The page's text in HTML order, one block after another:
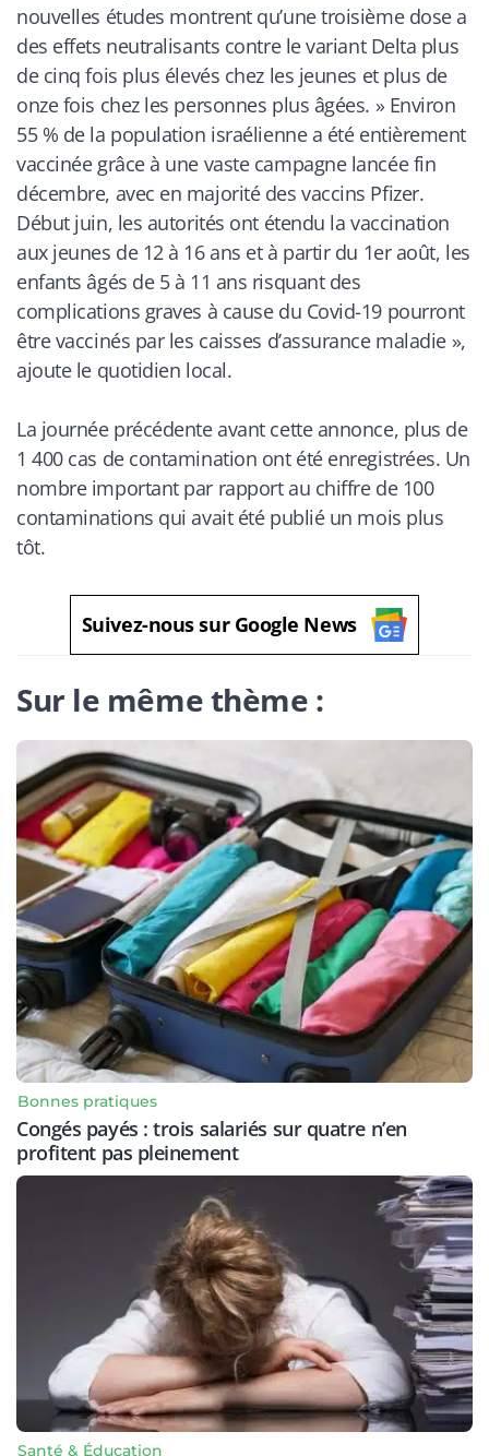
nouvelles études montrent qu’une troisième dose a
des effets neutralisants contre le variant Delta plus
de cinq fois plus élevés chez les jeunes et plus de
onze fois chez les personnes plus âgées. » Environ
55 % de la population israélienne a été entièrement
vaccinée grâce à une vaste campagne lancée fin
décembre, avec en majorité des vaccins Pfizer.
Début juin, les autorités ont étendu la vaccination
aux jeunes de 12 à 16 ans et à partir du 1er août, les
enfants âgés de 5 à 11 ans risquant des
complications graves à cause du Covid-19 pourront
être vaccinés par les caisses d’assurance maladie»,
ajoute le quotidien local.
La journée précédente avant cette annonce, plus de
1 400 cas de contamination ont été enregistrées. Un
nombre important par rapport au chiffre de 100
contaminations qui avait été publié un mois plus
tôt.
Suivez-nous sur Google News
Sur le même thème :
Bonnes pratiques
Congés payés : trois salariés sur quatre n’en
profitent pas pleinement
Santé & Éducation